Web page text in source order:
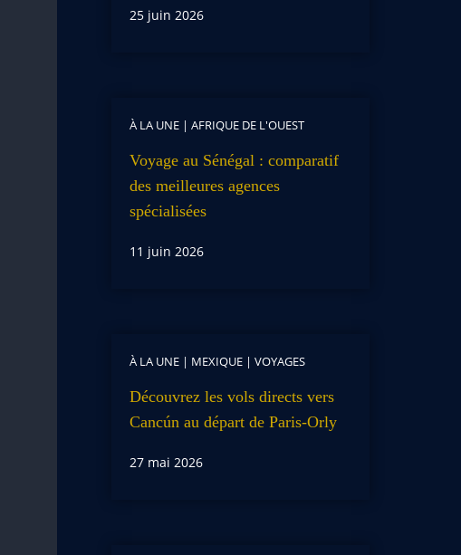
25 juin 2026
À LA UNE| AFRIQUE DE L'OUEST
Voyage au Sénégal : comparatif
des meilleures agences
spécialisées
11 juin 2026
À LA UNE| MEXIQUE| VOYAGES
Découvrez les vols directs vers
Cancún au départ de Paris-Orly
27 mai 2026